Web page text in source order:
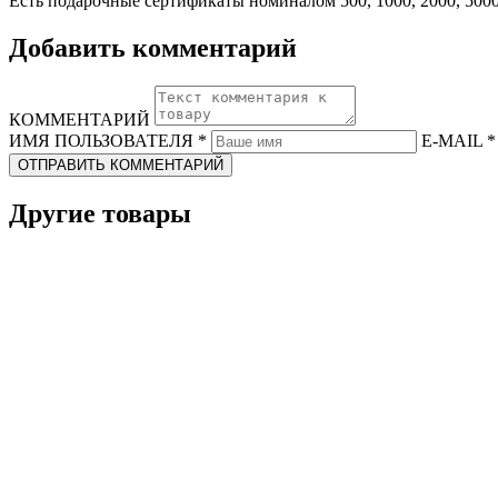
Добавить комментарий
КОММЕНТАРИЙ
ИМЯ ПОЛЬЗОВАТЕЛЯ * E-MAIL *
ОТПРАВИТЬ КОММЕНТАРИЙ
Другие товары